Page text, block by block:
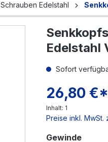
Schrauben Edelstahl
Edelstahl
Sofort
26,80 €*
Inhalt: 1
Preise inkl. MwSt.
Gewinde